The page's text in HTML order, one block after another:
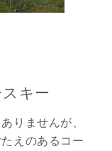
キー
りませんが、
えのあるコー